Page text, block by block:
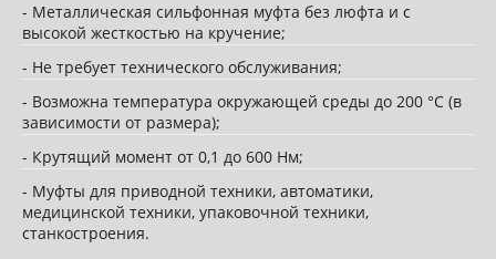
- Металлическая сильфонная муфта без люфта и с
высокой жесткостью на кручение;
- Не требует технического обслуживания;
- Возможна температура окружающей среды до 200 °C (в
зависимости от размера);
- Крутящий момент от 0,1 до 600 Нм;
- Муфты для приводной техники, автоматики,
медицинской техники, упаковочной техники,
станкостроения.